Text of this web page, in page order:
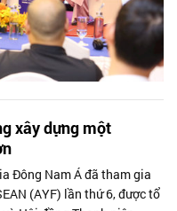
xây dựng một
Đông Nam Á đã tham gia
(AYF) lần thứ 6, được tổ